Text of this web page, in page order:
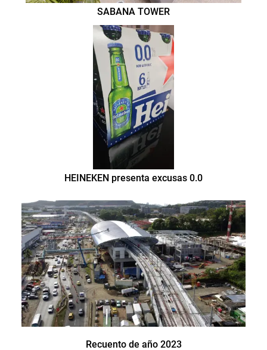
SABANA TOWER
HEINEKEN presenta excusas 0.0
Recuento de año 2023